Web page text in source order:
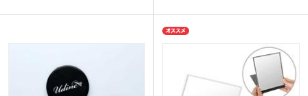
ジャケットのポケットにもすんなり収
ゴを入れて開店記念品などに配れば、広
告効果もバッチリ!
作や購入特典などのキャンペーングッズ